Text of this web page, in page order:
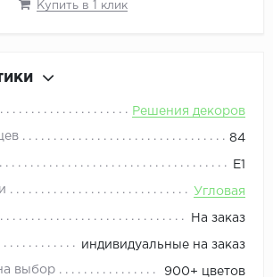
Купить в 1 клик
Решения декоров
84
Е1
Угловая
На заказ
индивидуальные на заказ
выбор 900+ цветов